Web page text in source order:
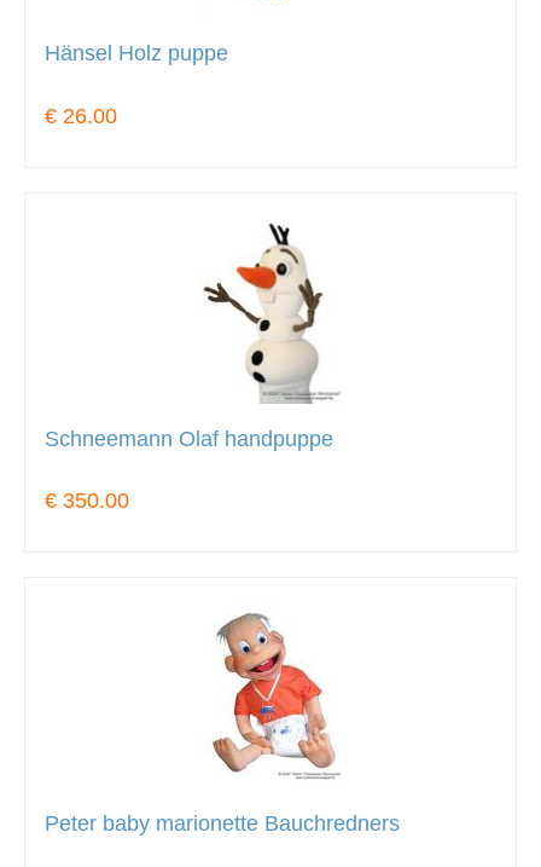
Hänsel Holz puppe
€ 26.00
Schneemann Olaf handpuppe
€ 350.00
Peter baby marionette Bauchredners